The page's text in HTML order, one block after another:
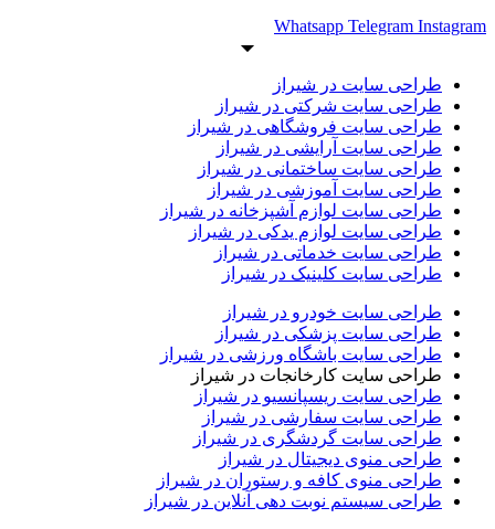
Whatsapp Telegram Instagram
طراحی سایت در شیراز
طراحی سایت شرکتی در شیراز
طراحی سایت فروشگاهی در شیراز
طراحی سایت آرایشی در شیراز
طراحی سایت ساختمانی در شیراز
طراحی سایت آموزشی در شیراز
طراحی سایت لوازم آشپزخانه در شیراز
طراحی سایت لوازم یدکی در شیراز
طراحی سایت خدماتی در شیراز
طراحی سایت کلینیک در شیراز
طراحی سایت خودرو در شیراز
طراحی سایت پزشکی در شیراز
طراحی سایت باشگاه ورزشی در شیراز
طراحی سایت کارخانجات در شیراز
طراحی سایت ریسپانسیو در شیراز
طراحی سایت سفارشی در شیراز
طراحی سایت گردشگری در شیراز
طراحی منوی دیجیتال در شیراز
طراحی منوی کافه و رستوران در شیراز
طراحی سیستم نوبت دهی آنلاین در شیراز